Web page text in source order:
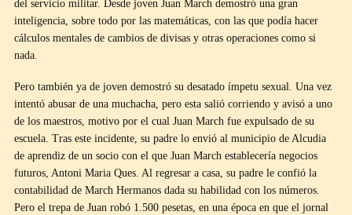
del servicio militar. Desde joven Juan March demostró una gran
inteligencia, sobre todo por las matemáticas, con las que podía hacer
cálculos mentales de cambios de divisas y otras operaciones como si
nada.
Pero también ya de joven demostró su desatado ímpetu sexual. Una vez
intentó abusar de una muchacha, pero esta salió corriendo y avisó a uno
de los maestros, motivo por el cual Juan March fue expulsado de su
escuela. Tras este incidente, su padre lo envió al municipio de Alcudia
de aprendiz de un socio con el que Juan March establecería negocios
futuros, Antoni Maria Ques. Al regresar a casa, su padre le confió la
contabilidad de March Hermanos dada su habilidad con los números.
Pero el trepa de Juan robó 1.500 pesetas, en una época en que el jornal